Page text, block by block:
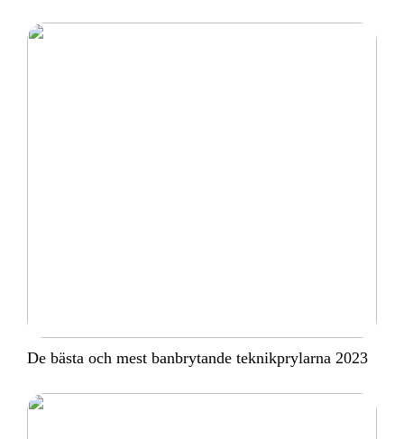
De bästa och mest banbrytande teknikprylarna 2023